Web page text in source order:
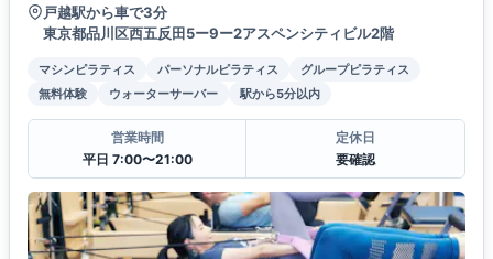
戸越駅から車で3分
東京都品川区西五反田5ー9ー2アスペンシティビル2階
マシンピラティス パーソナルピラティス
グループピラティス
無料体験
ウォーターサーバー 駅から5分以内
営業時間
平日 7:00〜21:00
定休日
要確認